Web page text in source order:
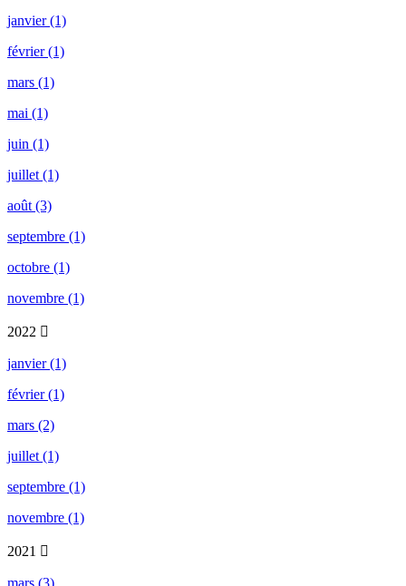
janvier (1)
février (1)
mars (1)
mai (1)
juin (1)
juillet (1)
août (3)
septembre (1)
octobre (1)
novembre (1)
2022
janvier (1)
février (1)
mars (2)
juillet (1)
septembre (1)
novembre (1)
2021
mars (3)